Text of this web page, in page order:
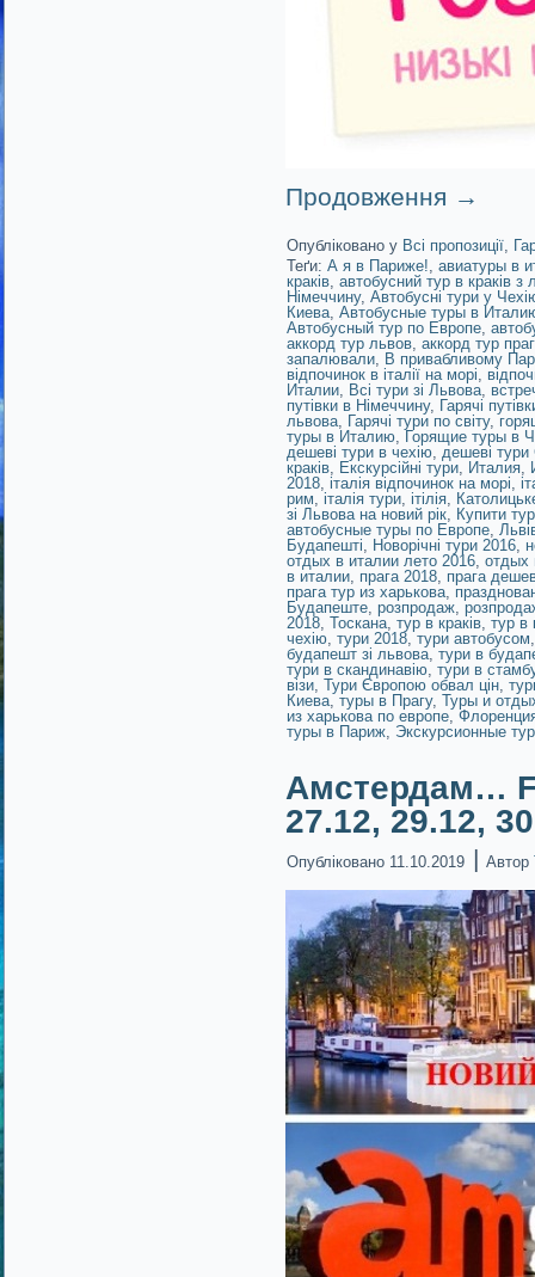
Продовження →
Опубліковано у Всі пропозиції,
Теґи: А я в Париже!, авиатуры в
краків, автобусний тур в краків з
Німеччину, Автобусні тури у
Киева, Автобусные туры в
Автобусный тур по Европе,
аккорд тур львов, аккорд тур
запалювали, В привабливому
відпочинок в італії на морі,
Италии, Всі тури зі Львова,
путівки в Німеччину, Гарячі
львова, Гарячі тури по світу,
туры в Италию, Горящие туры в
дешеві тури в чехію, дешеві
краків, Екскурсійні тури, Италия,
2018, італія відпочинок на морі,
рим, італія тури, ітілія,
зі Львова на новий рік, Купити
автобусные туры по Европе,
Будапешті, Новорічні тури 2016,
отдых в италии лето 2016, отдых
в италии, прага 2018, прага
прага тур из харькова,
Будапеште, розпродаж,
2018, Тоскана, тур в краків, тур в
чехію, тури 2018, тури автобусом
будапешт зі львова, тури в
тури в скандинавію, тури в
візи, Тури Європою обвал цін,
Киева, туры в Прагу, Туры и
из харькова по европе,
туры в Париж, Экскурсионные
Амстердам…
27.12, 29.12,
Опубліковано 11.10.2019 | Автор